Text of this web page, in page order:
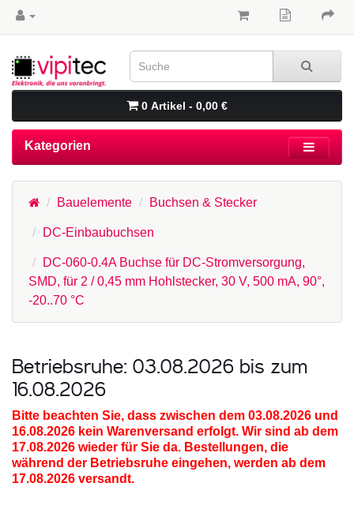
0 Artikel - 0,00 €
Kategorien
Bauelemente Buchsen & Stecker
DC-Einbaubuchsen
DC-060-0.4A Buchse für DC-Stromversorgung,
SMD, für 2 / 0,45 mm Hohlstecker, 30 V, 500 mA, 90°,
-20..70 °C
Betriebsruhe: 03.08.2026 bis zum
16.08.2026
Bitte beachten Sie, dass zwischen dem 03.08.2026 und
16.08.2026 kein Warenversand erfolgt. Wir sind ab dem
17.08.2026 wieder für Sie da. Bestellungen, die
während der Betriebsruhe eingehen, werden ab dem
17.08.2026 versandt.